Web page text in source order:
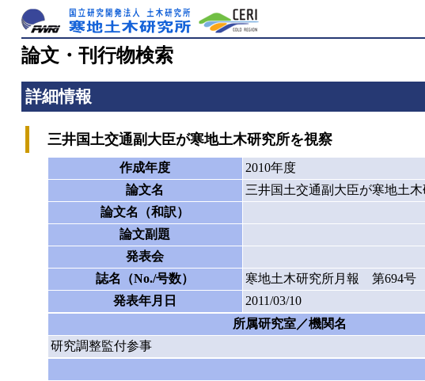
論文・刊行物検索
詳細情報
三井国土交通副大臣が寒地土木研究所を視察
作成年度
2010年度
論文名
三井国土交通副大臣が寒地土
論文名（和訳）
論文副題
発表会
誌名（No./号数）
寒地土木研究所月報 第694号
発表年月日
2011/03/10
所属研究室／機関名
研究調整監付参事